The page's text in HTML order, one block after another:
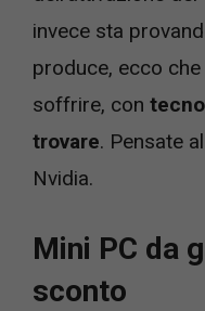
invece sta
produce, ecco
soffrire, con
trovare. Pensate
Nvidia.
Mini PC da
sconto